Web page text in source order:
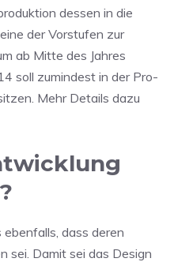
dessen in die
der Vorstufen zur
ab Mitte des Jahres
soll zumindest in der Pro-
Mehr Details dazu
dass deren
sei. Damit sei das Design